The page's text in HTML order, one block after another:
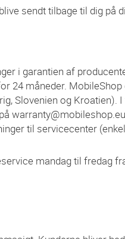
sendt tilbage til dig på
i garantien af
24 måneder.
Slovenien og Kroatien).
til servicecenter
mandag til fredag